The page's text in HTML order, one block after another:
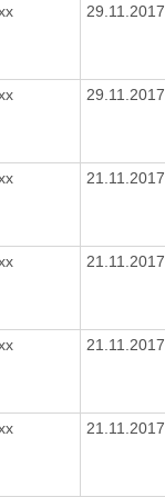
29.11.2017
29.11.2017
21.11.2017
21.11.2017
21.11.2017
21.11.2017